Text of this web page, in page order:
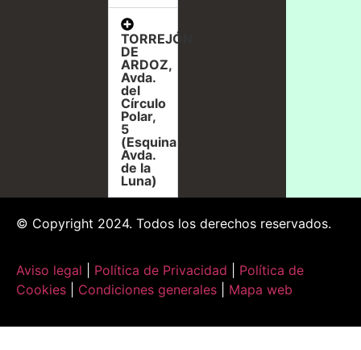
TORREJÓN
DE
ARDOZ,
Avda.
del
Círculo
Polar,
5
(Esquina
Avda.
de la
Luna)
© Copyright 2024. Todos los derechos reservados.
Aviso legal Política de Privacidad
Política de
Cookies
Condiciones generales Mapa web